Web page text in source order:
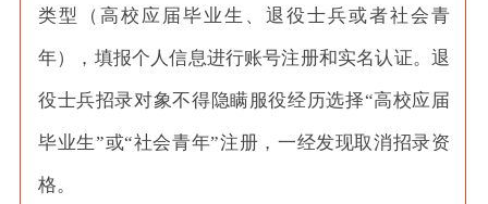
类型（高校应届毕业生、退役士兵或者社会青
年），填报个人信息进行账号注册和实名认证。退
役士兵招录对象不得隐瞒服役经历选择“高校应届
毕业生”或“社会青年”注册，一经发现取消招录资
格。